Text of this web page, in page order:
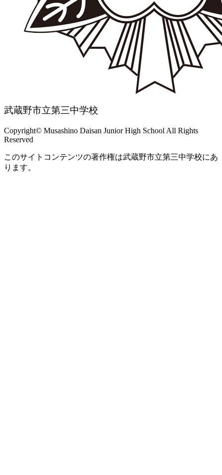
武蔵野市立第三中学校
Copyright© Musashino Daisan Junior High School All Rights
Reserved
このサイトコンテンツの著作権は武蔵野市立第三中学校にあ
ります。